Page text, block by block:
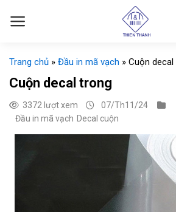
đến
Trang chủ » Đầu in mã vạch » Cuộn decal
Cuộn decal trong
3372 lượt xem
07/Th11/24
Đầu in mã vạch Decal cuộn